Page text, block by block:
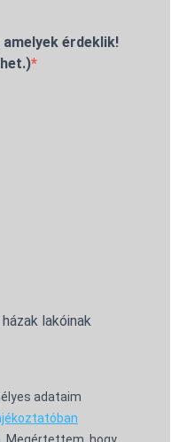
érdeklik!
lakóinak
adataim